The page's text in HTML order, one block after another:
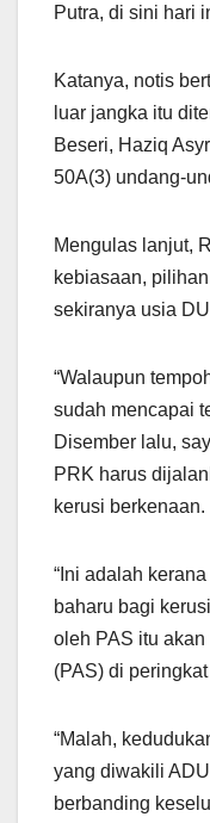
Putra, di sini hari
Katanya, notis
luar jangka itu
Beseri, Haziq
50A(3) undang-
Mengulas lanjut,
kebiasaan,
sekiranya usia
“Walaupun
sudah mencapai
Disember lalu,
PRK harus
kerusi berkenaan.
“Ini adalah
baharu bagi
oleh PAS itu
(PAS) di
“Malah,
yang diwakili
berbanding